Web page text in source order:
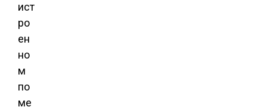
ист
ро
ен
но
м
по
ме